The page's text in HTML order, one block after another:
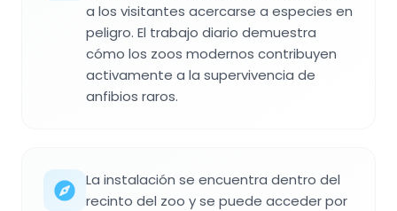
a los visitantes acercarse a especies en
peligro. El trabajo diario demuestra
cómo los zoos modernos contribuyen
activamente a la supervivencia de
anfibios raros.
La instalación se encuentra dentro del
recinto del zoo y se puede acceder por